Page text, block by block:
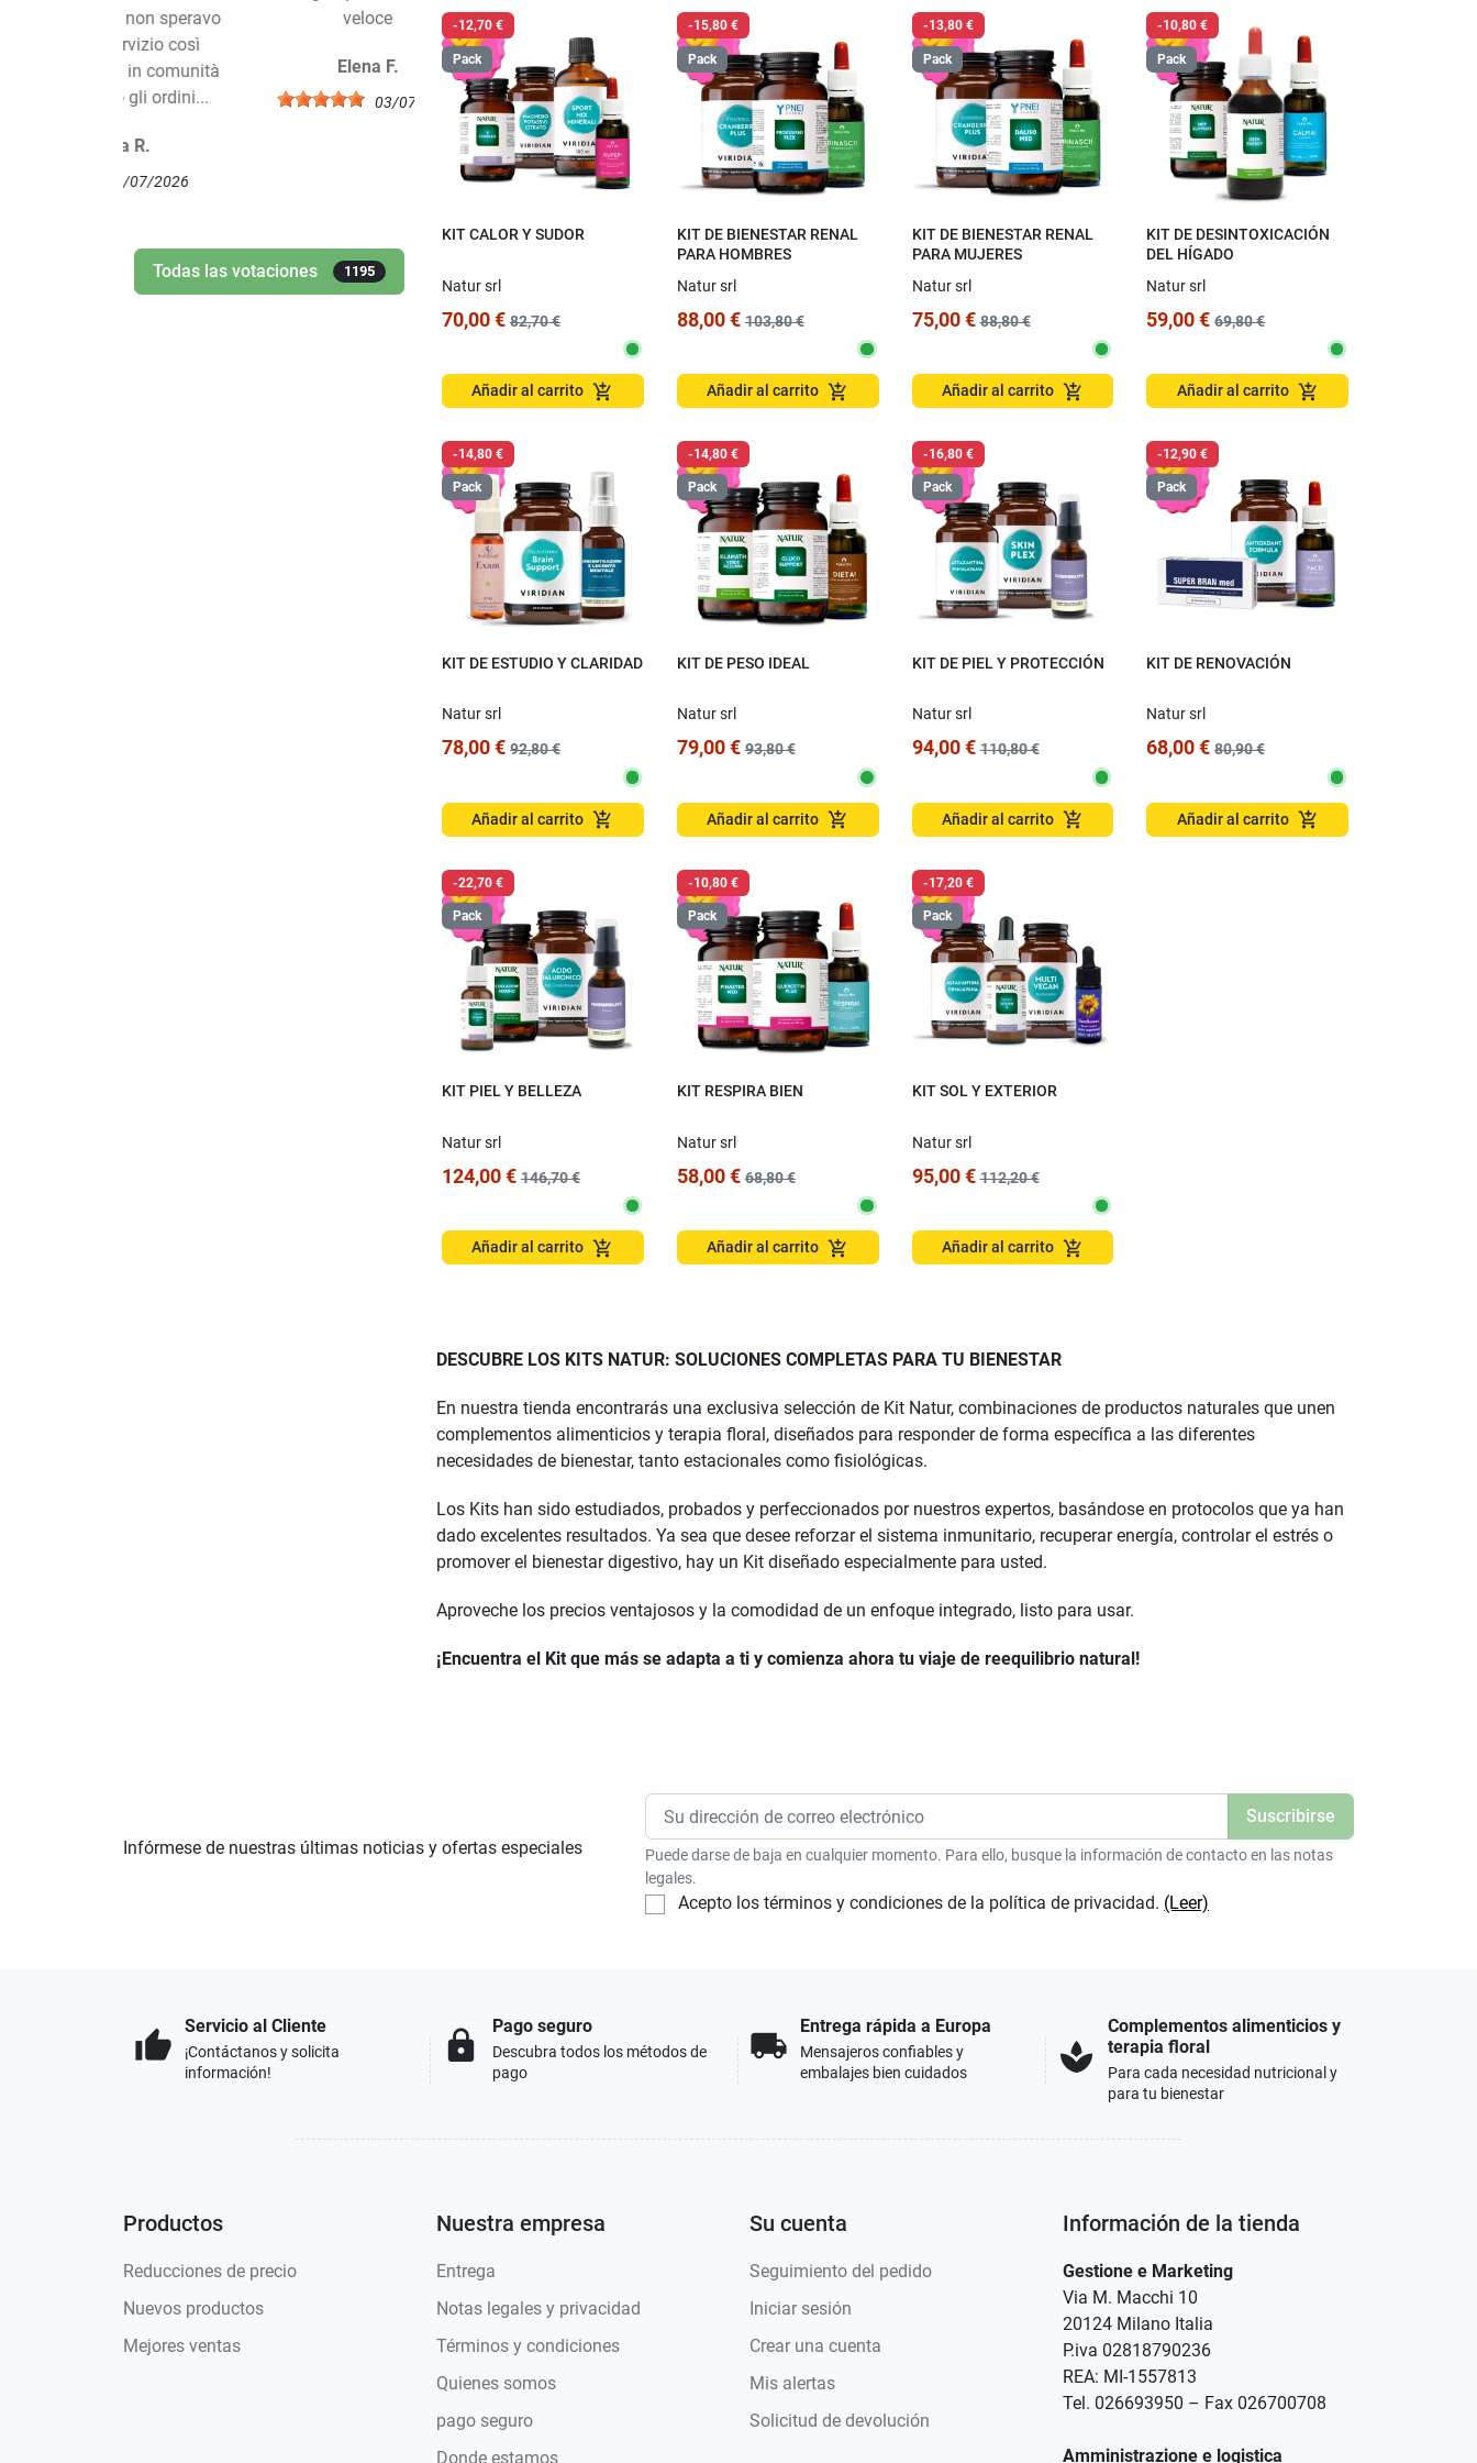
03/07/2026
Cristiana C.
02/07/2026
estremamente accurato, come
raramente ho riscontrato.
Complimenti per la cura che
avete messo per il mio ordine.
Grazie
Valentina P.
Todas las votaciones 1195
-12,70 €
Pack
KIT CALOR Y SUDOR
Natur srl
70,00 € 82,70 €
Añadir al carrito add_shopping_cart
-15,80 €
Pack
KIT DE BIENESTAR RENAL
PARA HOMBRES
Natur srl
88,00 € 103,80 €
Añadir al carrito add_shopping_cart
-13,80 €
Pack
KIT DE BIENESTAR RENAL
PARA MUJERES
Natur srl
75,00 € 88,80 €
Añadir al carrito add_shopping_cart
-10,80 €
Pack
KIT DE DESINTOXICACIÓN
DEL HÍGADO
Natur srl
59,00 € 69,80 €
Añadir al carrito add_shopping_cart
-14,80 €
Pack
KIT DE ESTUDIO Y CLARIDAD
Natur srl
78,00 € 92,80 €
Añadir al carrito add_shopping_cart
-14,80 €
Pack
KIT DE PESO IDEAL
Natur srl
79,00 € 93,80 €
Añadir al carrito add_shopping_cart
-16,80 €
Pack
KIT DE PIEL Y PROTECCIÓN
Natur srl
94,00 € 110,80 €
Añadir al carrito add_shopping_cart
-12,90 €
Pack
KIT DE RENOVACIÓN
Natur srl
68,00 € 80,90 €
Añadir al carrito add_shopping_cart
-22,70 €
Pack
KIT PIEL Y BELLEZA
Natur srl
124,00 € 146,70 €
Añadir al carrito add_shopping_cart
-10,80 €
Pack
KIT RESPIRA BIEN
Natur srl
58,00 € 68,80 €
Añadir al carrito add_shopping_cart
-17,20 €
Pack
KIT SOL Y EXTERIOR
Natur srl
95,00 € 112,20 €
Añadir al carrito add_shopping_cart
DESCUBRE LOS KITS NATUR: SOLUCIONES COMPLETAS PARA TU BIENESTAR
En nuestra tienda encontrarás una exclusiva selección de Kit Natur, combinaciones de productos naturales que unen
complementos alimenticios y terapia floral, diseñados para responder de forma específica a las diferentes
necesidades de bienestar, tanto estacionales como fisiológicas.
Los Kits han sido estudiados, probados y perfeccionados por nuestros expertos, basándose en protocolos que ya han
dado excelentes resultados. Ya sea que desee reforzar el sistema inmunitario, recuperar energía, controlar el estrés o
promover el bienestar digestivo, hay un Kit diseñado especialmente para usted.
Aproveche los precios ventajosos y la comodidad de un enfoque integrado, listo para usar.
¡Encuentra el Kit que más se adapta a ti y comienza ahora tu viaje de reequilibrio natural!
Infórmese de nuestras últimas noticias y ofertas especiales
Puede darse de baja en cualquier momento. Para ello, busque la información de contacto en las notas
legales.
Acepto los términos y condiciones de la política de privacidad. (Leer)
thumb_up
Servicio al Cliente
¡Contáctanos y solicita
información!
lock
Pago seguro
Descubra todos los métodos de
pago
local_shipping
Entrega rápida a Europa
Mensajeros confiables y
embalajes bien cuidados
spa
Complementos alimenticios y
terapia floral
Para cada necesidad nutricional y
para tu bienestar
Productos
Reducciones de precio
Nuevos productos
Mejores ventas
Nuestra empresa
Entrega
Notas legales y privacidad
Términos y condiciones
Quienes somos
pago seguro
Donde estamos
Su cuenta
Seguimiento del pedido
Iniciar sesión
Crear una cuenta
Mis alertas
Solicitud de devolución
Información de la tienda
Gestione e Marketing
Via M. Macchi 10
20124 Milano Italia
P.iva 02818790236
REA: MI-1557813
Tel. 026693950 – Fax 026700708
Amministrazione e logistica